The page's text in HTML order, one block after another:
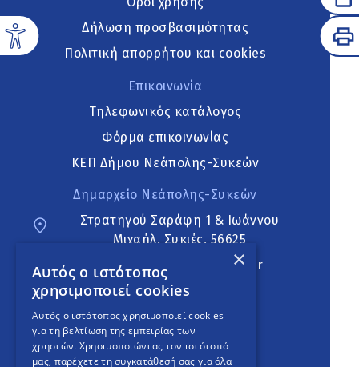
Δήλωση προσβασιμότητας
Πολιτική απορρήτου και cookies
Επικοινωνία
Τηλεφωνικός κατάλογος
Φόρμα επικοινωνίας
ΚΕΠ Δήμου Νεάπολης-Συκεών
Δημαρχείο Νεάπολης-Συκεών
Στρατηγού Σαράφη 1 & Ιωάννου
Μιχαήλ, Συκιές, 56625
neapoli.sykies@ddt.gov.gr
Ακολουθήστε
×
Αυτός ο ιστότοπος
χρησιμοποιεί cookies
Αυτός ο ιστότοπος χρησιμοποιεί cookies
για τη βελτίωση της εμπειρίας των
χρηστών. Χρησιμοποιώντας τον ιστότοπό
μας, παρέχετε τη συγκατάθεσή σας για όλα